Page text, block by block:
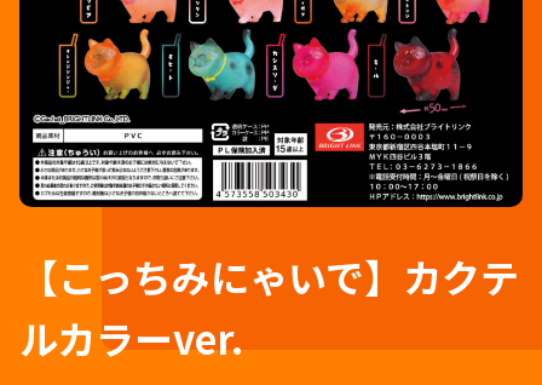
【こっちみにゃいで】カクテ
ルカラーver.